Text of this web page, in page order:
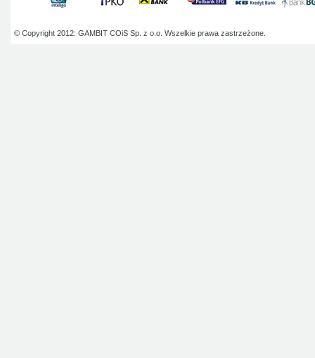
© Copyright 2012: GAMBIT COiS Sp. z o.o. Wszelkie prawa zastrzeżone.